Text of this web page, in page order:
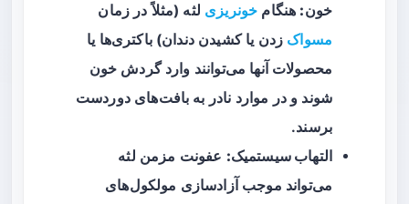
خون: هنگام خونریزی لثه (مثلاً در زمان
مسواک زدن یا کشیدن دندان) باکتری‌ها یا
محصولات آنها می‌توانند وارد گردش خون
شوند و در موارد نادر به بافت‌های دوردست
برسند.
التهاب سیستمیک: عفونت مزمن لثه
می‌تواند موجب آزادسازی مولکول‌های